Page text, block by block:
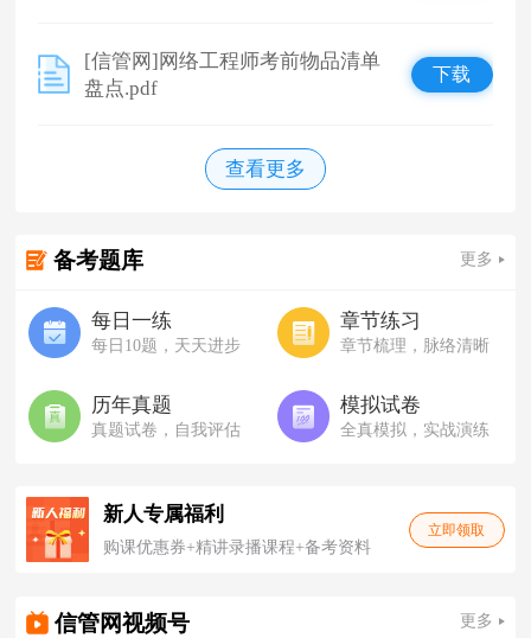
[信管网]网络工程师考前物品清单
盘点.pdf
下载
查看更多
备考题库 更多
每日一练
每日10题，天天进步
章节练习
章节梳理，脉络清晰
历年真题
真题试卷，自我评估
模拟试卷
全真模拟，实战演练
新人专属福利
购课优惠券+精讲录播课程+备考资料
立即领取
信管网视频号 更多